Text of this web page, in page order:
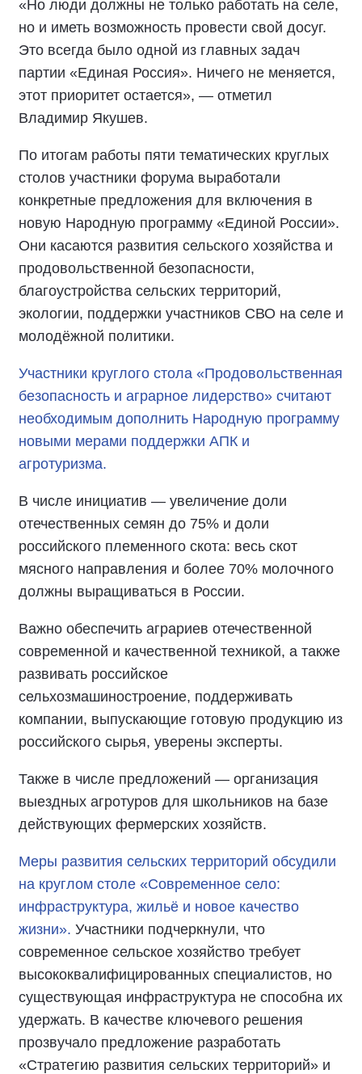
«Но люди должны не только работать на селе,
но и иметь возможность провести свой досуг.
Это всегда было одной из главных задач
партии «Единая Россия». Ничего не меняется,
этот приоритет остается», — отметил
Владимир Якушев.
По итогам работы пяти тематических круглых
столов участники форума выработали
конкретные предложения для включения в
новую Народную программу «Единой России».
Они касаются развития сельского хозяйства и
продовольственной безопасности,
благоустройства сельских территорий,
экологии, поддержки участников СВО на селе и
молодёжной политики.
Участники круглого стола «Продовольственная
безопасность и аграрное лидерство» считают
необходимым дополнить Народную программу
новыми мерами поддержки АПК и
агротуризма.
В числе инициатив — увеличение доли
отечественных семян до 75% и доли
российского племенного скота: весь скот
мясного направления и более 70% молочного
должны выращиваться в России.
Важно обеспечить аграриев отечественной
современной и качественной техникой, а также
развивать российское
сельхозмашиностроение, поддерживать
компании, выпускающие готовую продукцию из
российского сырья, уверены эксперты.
Также в числе предложений — организация
выездных агротуров для школьников на базе
действующих фермерских хозяйств.
Меры развития сельских территорий обсудили
на круглом столе «Современное село:
инфраструктура, жильё и новое качество
жизни». Участники подчеркнули, что
современное сельское хозяйство требует
высококвалифицированных специалистов, но
существующая инфраструктура не способна их
удержать. В качестве ключевого решения
прозвучало предложение разработать
«Стратегию развития сельских территорий» и